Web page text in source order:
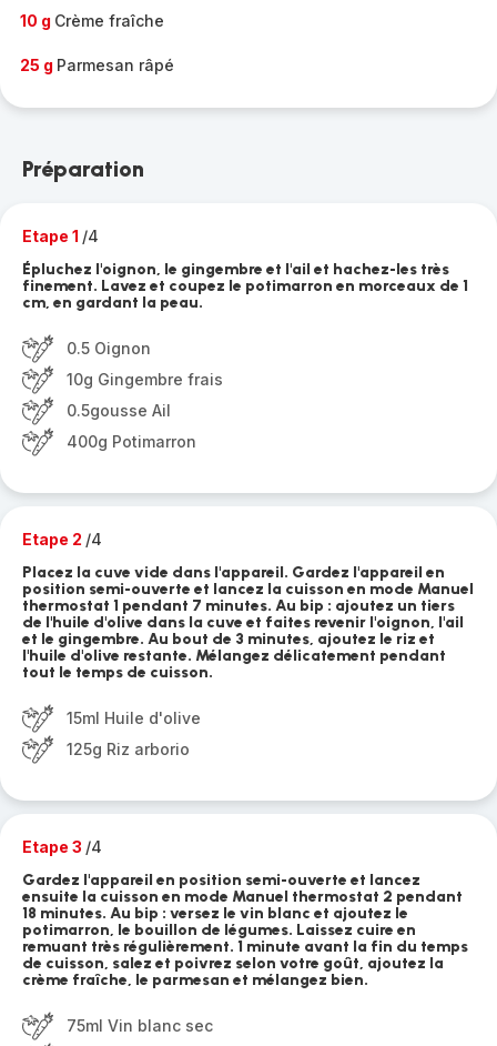
10 g Crème fraîche
25 g Parmesan râpé
Préparation
Etape 1 /4
Épluchez l'oignon, le gingembre et l'ail et hachez-les très
finement. Lavez et coupez le potimarron en morceaux de 1
cm, en gardant la peau.
0.5 Oignon
10g Gingembre frais
0.5gousse Ail
400g Potimarron
Etape 2 /4
Placez la cuve vide dans l'appareil. Gardez l'appareil en
position semi-ouverte et lancez la cuisson en mode Manuel
thermostat 1 pendant 7 minutes. Au bip : ajoutez un tiers
de l'huile d'olive dans la cuve et faites revenir l'oignon, l'ail
et le gingembre. Au bout de 3 minutes, ajoutez le riz et
l'huile d'olive restante. Mélangez délicatement pendant
tout le temps de cuisson.
15ml Huile d'olive
125g Riz arborio
Etape 3 /4
Gardez l'appareil en position semi-ouverte et lancez
ensuite la cuisson en mode Manuel thermostat 2 pendant
18 minutes. Au bip : versez le vin blanc et ajoutez le
potimarron, le bouillon de légumes. Laissez cuire en
remuant très régulièrement. 1 minute avant la fin du temps
de cuisson, salez et poivrez selon votre goût, ajoutez la
crème fraîche, le parmesan et mélangez bien.
75ml Vin blanc sec